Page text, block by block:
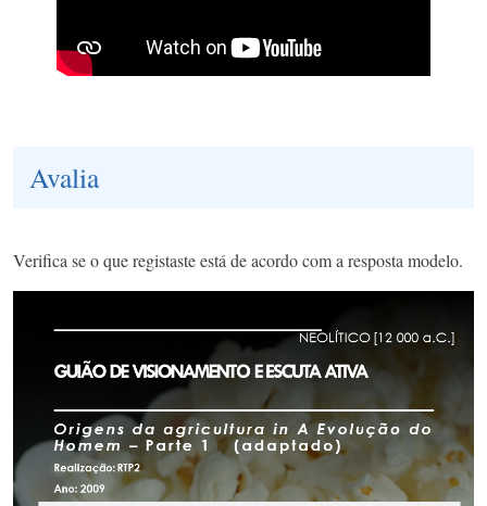
Avalia
Verifica se o que registaste está de acordo com a resposta modelo.